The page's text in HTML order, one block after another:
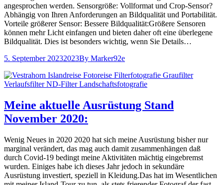
angesprochen werden. Sensorgröße: Vollformat und Crop-Sensor?
Abhängig von Ihren Anforderungen an Bildqualität und Portabilität.
Vorteile größerer Sensor: Bessere Bildqualität:Größere Sensoren
können mehr Licht einfangen und bieten daher oft eine überlegene
Bildqualität. Dies ist besonders wichtig, wenn Sie Details…
5. September 20232023By Marker92e
Meine aktuelle Ausrüstung Stand
November 2020:
Wenig Neues in 2020 2020 hat sich meine Ausrüstung bisher nur
marginal verändert, das mag auch damit zusammenhängen daß
durch Covid-19 bedingt meine Aktivitäten mächtig eingebremst
wurden. Einiges habe ich dieses Jahr jedoch in sekundäre
Ausrüstung investiert, speziell in Kleidung.Das hat im Wesentlichen